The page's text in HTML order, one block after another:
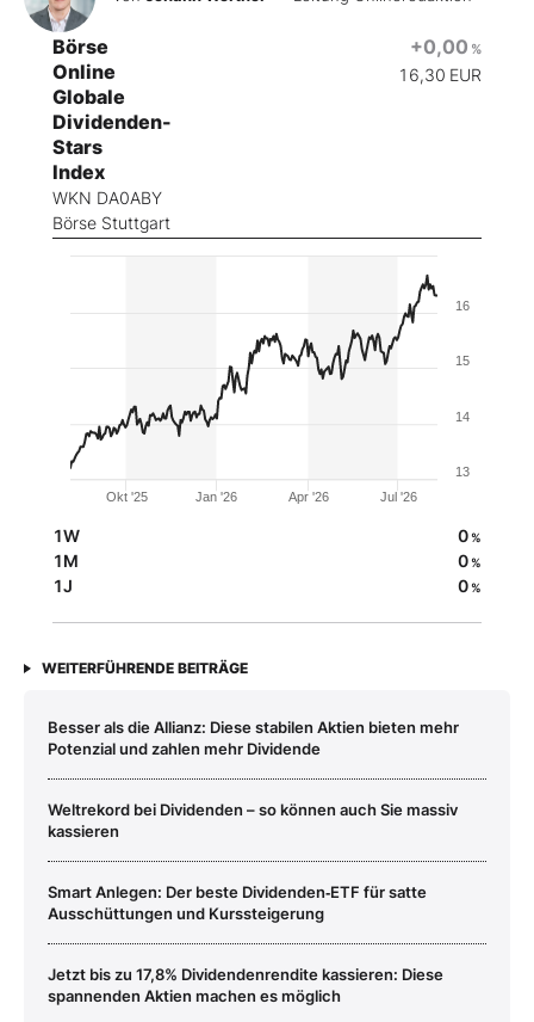
Börse
Online
Globale
Dividenden-
Stars
Index
WKN DA0ABY
Börse Stuttgart
+0,00 %
16,30 EUR
Okt '25 Jan '26 Apr '26 Jul '26
13
14
15
16
1W 0%
1M 0%
1J 0%
WEITERFÜHRENDE BEITRÄGE
Besser als die Allianz: Diese stabilen Aktien bieten mehr
Potenzial und zahlen mehr Dividende
Weltrekord bei Dividenden – so können auch Sie massiv
kassieren
Smart Anlegen: Der beste Dividenden‑ETF für satte
Ausschüttungen und Kurssteigerung
Jetzt bis zu 17,8% Dividendenrendite kassieren: Diese
spannenden Aktien machen es möglich